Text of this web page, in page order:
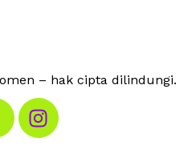
– hak cipta dilindungi.
Facebook kami
Kunjungi Instagram kami